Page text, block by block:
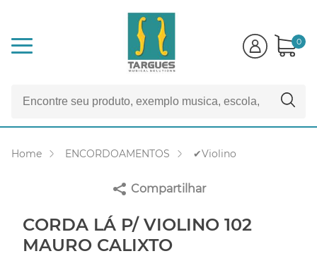
0
Home ENCORDOAMENTOS ✔Violino
Compartilhar
CORDA LÁ P/ VIOLINO 102
MAURO CALIXTO